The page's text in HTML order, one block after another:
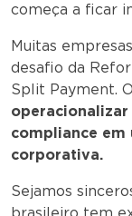
começa a ficar
Muitas
desafio da
Split Payment.
compliance em
corporativa.
Sejamos